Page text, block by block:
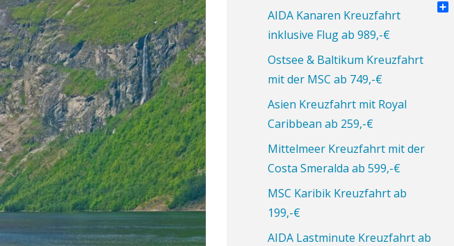
AIDA Kanaren Kreuzfahrt
inklusive Flug ab 989,-€
Ostsee & Baltikum Kreuzfahrt
mit der MSC ab 749,-€
Asien Kreuzfahrt mit Royal
Caribbean ab 259,-€
Mittelmeer Kreuzfahrt mit der
Costa Smeralda ab 599,-€
MSC Karibik Kreuzfahrt ab
199,-€
AIDA Lastminute Kreuzfahrt ab